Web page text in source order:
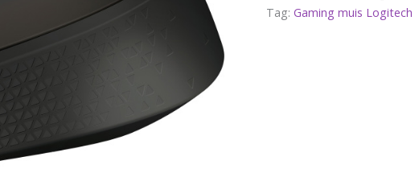
Tag:Gaming muis Logitech